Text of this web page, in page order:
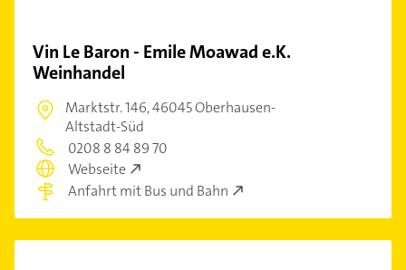
Vin Le Baron - Emile Moawad e.K.
Weinhandel
Marktstr. 146,46045 Oberhausen-
Altstadt-Süd
0208 8 84 89 70
Webseite
Anfahrt mit Bus und Bahn